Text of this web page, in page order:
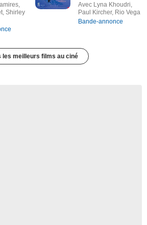
Shirley
Avec Lyna Khoudri,
Paul Kircher, Rio Vega
Bande-annonce
les meilleurs films au ciné